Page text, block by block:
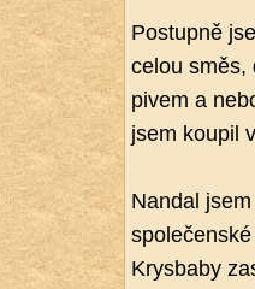
Po­stup­ně
celou směs,
pivem a
jsem kou­pil
Nan­dal
Krysba­by